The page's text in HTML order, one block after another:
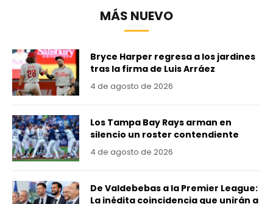
MÁS NUEVO
Bryce Harper regresa a los jardines
tras la firma de Luis Arráez
4 de agosto de 2026
Los Tampa Bay Rays arman en
silencio un roster contendiente
4 de agosto de 2026
De Valdebebas a la Premier League:
La inédita coincidencia que unirán a